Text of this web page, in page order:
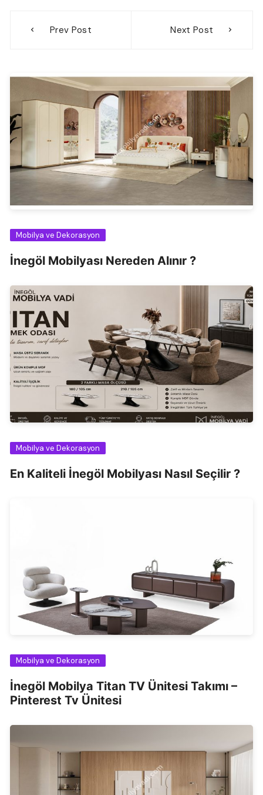
gezinmesi
Prev Post Next Post
Mobilya ve Dekorasyon
İnegöl Mobilyası Nereden Alınır ?
Mobilya ve Dekorasyon
En Kaliteli İnegöl Mobilyası Nasıl Seçilir ?
Mobilya ve Dekorasyon
İnegöl Mobilya Titan TV Ünitesi Takımı –
Pinterest Tv Ünitesi